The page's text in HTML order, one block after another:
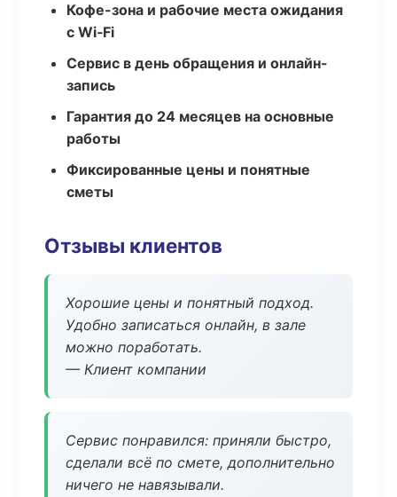
Кофе-зона и рабочие места ожидания
с Wi‑Fi
Сервис в день обращения и онлайн-
запись
Гарантия до 24 месяцев на основные
работы
Фиксированные цены и понятные
сметы
Отзывы клиентов
Хорошие цены и понятный подход.
Удобно записаться онлайн, в зале
можно поработать.
— Клиент компании
Сервис понравился: приняли быстро,
сделали всё по смете, дополнительно
ничего не навязывали.